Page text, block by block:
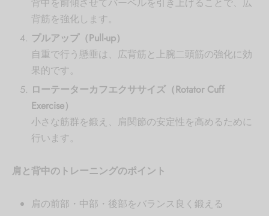
背筋を強化します。
プルアップ（Pull-up）
自重で行う懸垂は、広背筋と上腕二頭筋の強化に効
果的です。
ローテーターカフエクササイズ（Rotator Cuff
Exercise）
小さな筋群を鍛え、肩関節の安定性を高めるために
行います。
肩と背中のトレーニングのポイント
肩の前部・中部・後部をバランス良く鍛える